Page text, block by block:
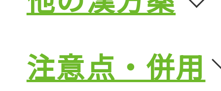
注意点・併用